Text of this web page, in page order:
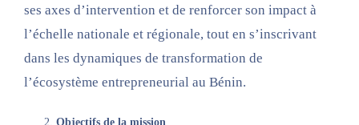
ses axes d’intervention et de renforcer son impact à
l’échelle nationale et régionale, tout en s’inscrivant
dans les dynamiques de transformation de
l’écosystème entrepreneurial au Bénin.
Objectifs de la mission